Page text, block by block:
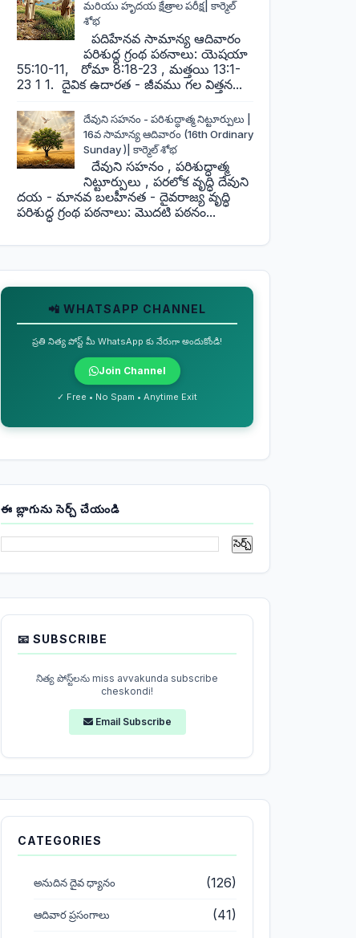
మరియు హృదయ క్షేత్రాల పరీక్ష| కార్మెల్
శోభ
పదిహేనవ సామాన్య ఆదివారం
పరిశుద్ధ గ్రంథ పఠనాలు: యెషయా
55:10-11, రోమా 8:18-23 , మత్తయి 13:1-
23 1 1. దైవిక ఉదారత - జీవము గల విత్తన...
దేవుని సహనం - పరిశుద్ధాత్మ నిట్టూర్పులు |
16వ సామాన్య ఆదివారం (16th Ordinary
Sunday )| కార్మెల్ శోభ
దేవుని సహనం , పరిశుద్ధాత్మ
నిట్టూర్పులు , పరలోక వృద్ధి దేవుని
దయ - మానవ బలహీనత - దైవరాజ్య వృద్ధి
పరిశుద్ధ గ్రంథ పఠనాలు: మొదటి పఠనం...
📲 WHATSAPP CHANNEL
ప్రతి నిత్య పోస్ట్ మీ WhatsApp కు నేరుగా అందుకోండి!
Join Channel
✓ Free • No Spam • Anytime Exit
ఈ బ్లాగును సెర్చ్ చేయండి
📧 SUBSCRIBE
నిత్య పోస్ట్‌లను miss avvakunda subscribe
cheskondi!
Email Subscribe
CATEGORIES
అనుదిన దైవ ధ్యానం (126)
ఆదివార ప్రసంగాలు (41)